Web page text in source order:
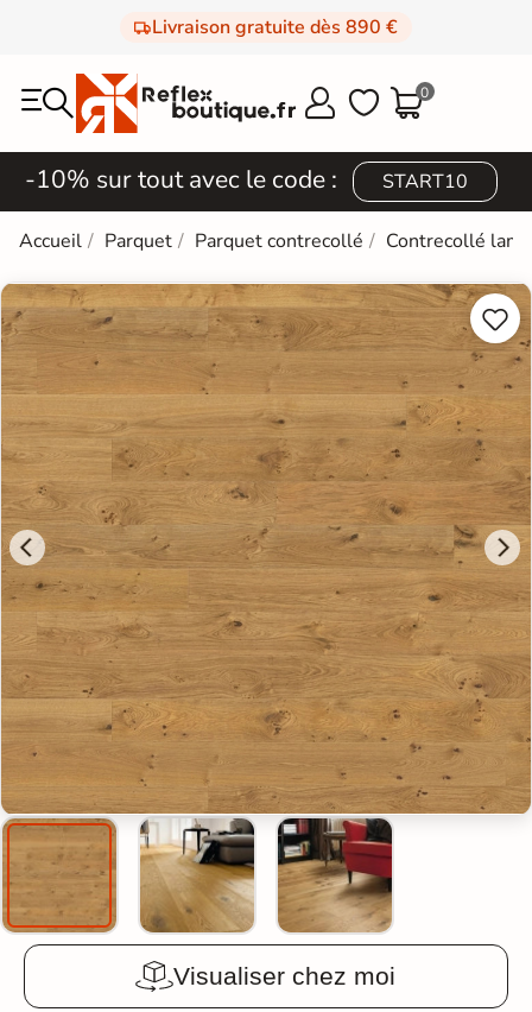
Livraison gratuite dès 890 €
  0
-10% sur tout avec le code : START10
Accueil Parquet Parquet contrecollé Contrecollé


Visualiser chez moi